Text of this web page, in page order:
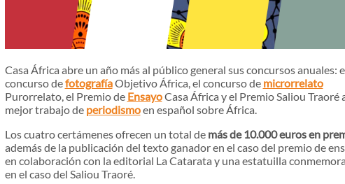
Casa África abre un año más al público general sus concursos anuales:
concurso defotografíaObjetivo África, el concurso de microrrelato
Purorrelato, el Premio de EnsayoCasa África y el Premio Saliou Traoré
mejor trabajo de periodismoen español sobre África.
Los cuatro certámenes ofrecen un total de más de 10.000 euros en
además de la publicación del texto ganador en el caso del premio de
en colaboración con la editorial La Catarata y una estatuilla
en el caso del Saliou Traoré.